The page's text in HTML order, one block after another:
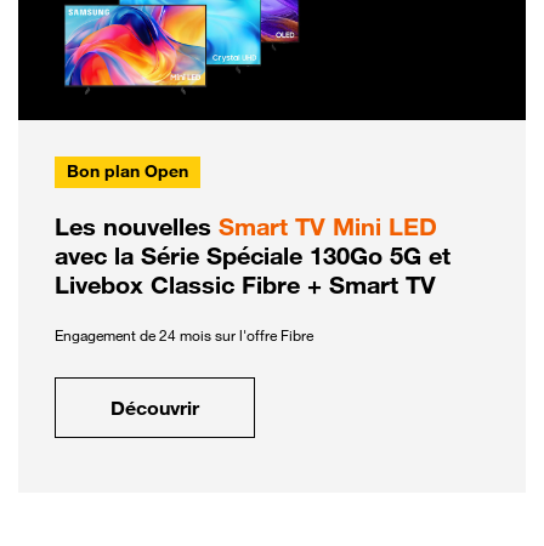
Bon plan Open
Les nouvelles Smart TV Mini LED
avec la Série Spéciale 130Go 5G et
Livebox Classic Fibre + Smart TV
Engagement de 24 mois sur l'offre Fibre
Découvrir